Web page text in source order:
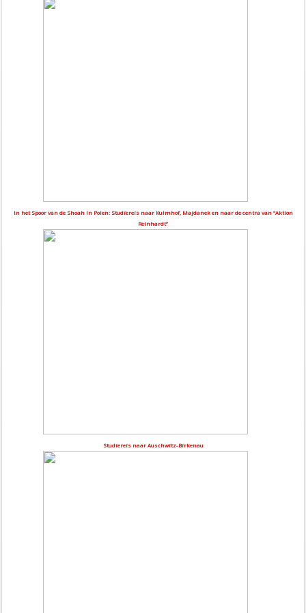
In het Spoor van de Shoah in Polen: Studiereis naar Kulmhof, Majdanek en naar de centra van “Aktion
Reinhardt”
Studiereis naar Auschwitz-Birkenau